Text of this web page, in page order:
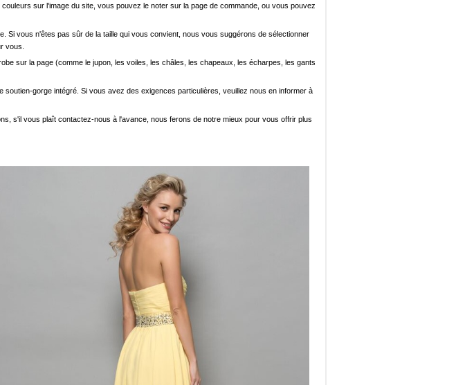
sur l'image du site, vous pouvez le noter sur la page de commande, ou vous pouvez
Si vous n'êtes pas sûr de la taille qui vous convient, nous vous suggérons de sélectionner
vous.
sur la page (comme le jupon, les voiles, les châles, les chapeaux, les écharpes, les gants
gorge intégré. Si vous avez des exigences particulières, veuillez nous en informer à
s'il vous plaît contactez-nous à l'avance, nous ferons de notre mieux pour vous offrir plus